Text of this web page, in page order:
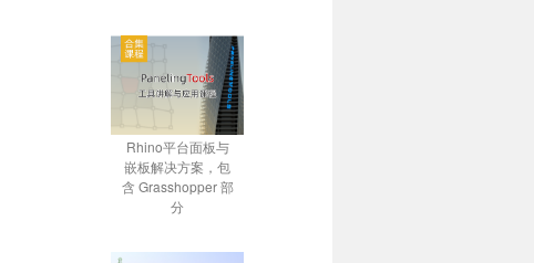
Rhino平台面板与
嵌板解决方案，包
含 Grasshopper 部
分